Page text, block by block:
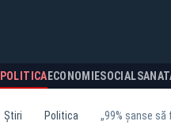
POLITICA ECONOMIESOCIAL
Știri Politica „99% șanse